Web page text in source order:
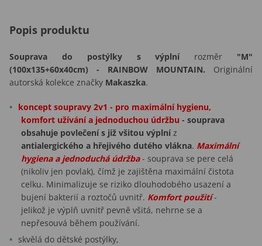
Popis produktu
Souprava do postýlky s výplnírozměr "M"
(100x135+60x40cm) - RAINBOW MOUNTAIN. Originální
autorská kolekce značky Makaszka.
koncept soupravy 2v1 - pro maximální hygienu,
komfort užívání a jednoduchou údržbu - souprava
obsahuje povlečení s již všitou výplníz
antialergického a hřejivého dutého vlákna. Maximální
hygiena a jednoduchá údržba- souprava se pere celá
(nikoliv jen povlak), čímž je zajištěna maximální čistota
celku. Minimalizuje se riziko dlouhodobého usazení a
bujení bakterií a roztočů uvnitř. Komfort použití-
jelikož je výplň uvnitř pevně všitá, nehrne se a
nepřesouvá během používání.
skvělá do dětské postýlky,